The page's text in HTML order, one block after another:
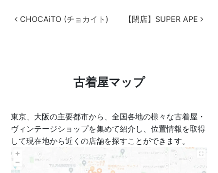
投稿ナビゲーション
CHOCAiTO (チョカイト) 【閉店】SUPER APE
古着屋マップ
東京、大阪の主要都市から、全国各地の様々な古着屋・
ヴィンテージショップを集めて紹介し、位置情報を取得
して現在地から近くの店舗を探すことができます。